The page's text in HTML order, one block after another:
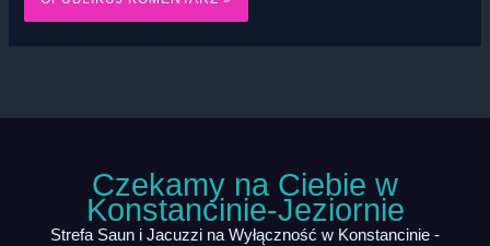
Czekamy na Ciebie w
Konstancinie-Jeziornie
Strefa Saun i Jacuzzi na Wyłączność w Konstancinie -